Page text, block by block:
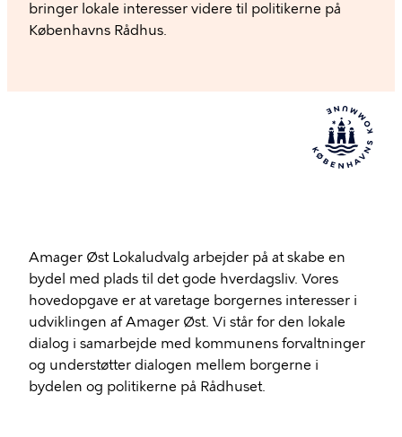
bringer lokale interesser videre til politikerne på
Københavns Rådhus.
Amager Øst Lokaludvalg arbejder på at skabe en
bydel med plads til det gode hverdagsliv. Vores
hovedopgave er at varetage borgernes interesser i
udviklingen af Amager Øst. Vi står for den lokale
dialog i samarbejde med kommunens forvaltninger
og understøtter dialogen mellem borgerne i
bydelen og politikerne på Rådhuset.